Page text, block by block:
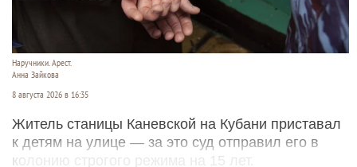
Наручники. Арест.
Анна Зайкова
8 августа 2026 в 16:35
Житель станицы Каневской на Кубани приставал
к детям на улице — за это суд отправил его в
колонию строгого режима на 15 лет.